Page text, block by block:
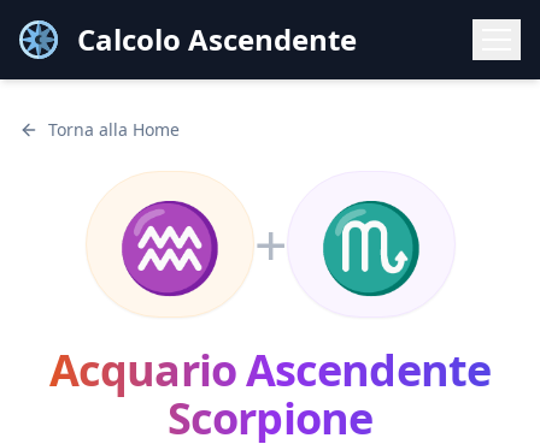
Calcolo Ascendente
Torna alla Home
♒ + ♏
AcquarioAscendente
Scorpione